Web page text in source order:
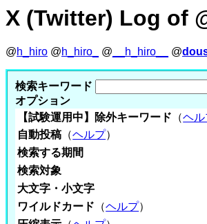
X (Twitter) Log of
@h_hiro @h_hiro_ @ __h_hiro__ @
検索キーワード
オプション
【試験運用中】除外キーワード （ヘル
自動投稿 （ヘルプ）
検索する期間
検索対象
大文字・小文字
ワイルドカード （ヘルプ）